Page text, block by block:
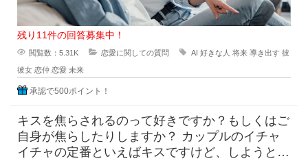
残り11件の回答募集中！
閲覧数：5.31K 恋愛に関しての質問 AI 好きな人 将来 導き出す 彼
彼女 恋仲 恋愛 未来
承認で500ポイント！
キスを焦らされるのって好きですか？もしくはご
自身が焦らしたりしますか？ カップルのイチャ
イチャの定番といえばキスですけど、しようとし